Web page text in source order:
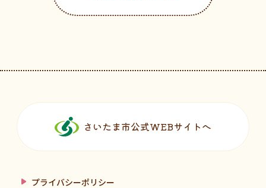
さいたま市公式WEBサイトへ
プライバシーポリシー